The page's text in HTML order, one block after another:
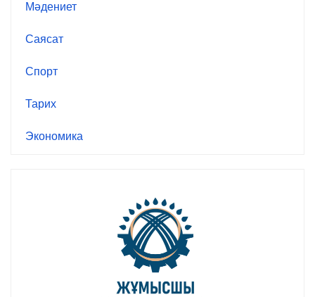
Мәдениет
Саясат
Спорт
Тарих
Экономика